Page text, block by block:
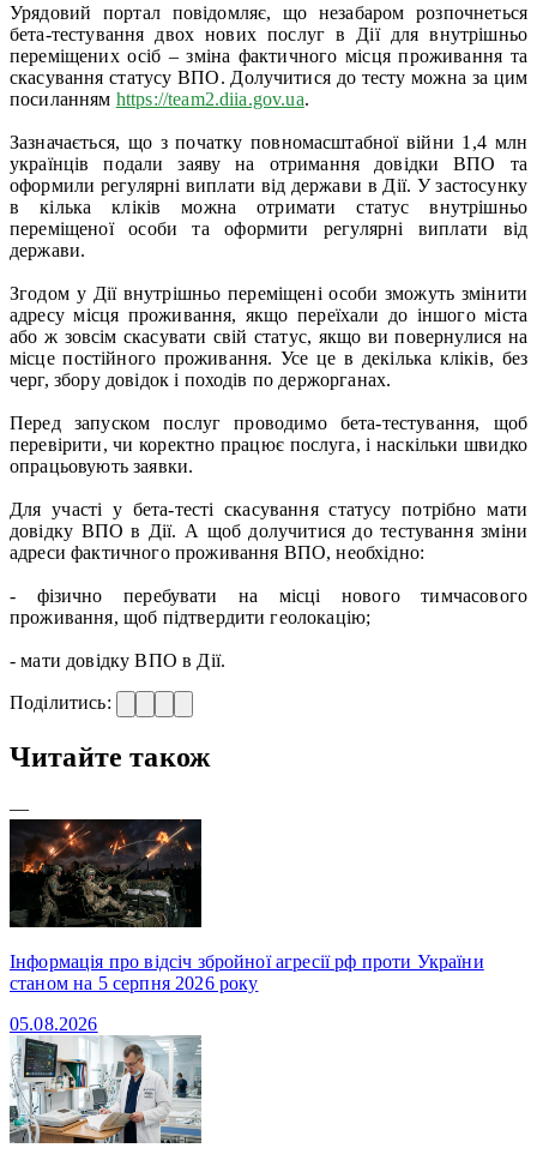
Урядовий портал повідомляє, що незабаром розпочнеться
бета-тестування двох нових послуг в Дії для внутрішньо
переміщених осіб – зміна фактичного місця проживання та
скасування статусу ВПО. Долучитися до тесту можна за цим
посиланням https://team2.diia.gov.ua.
Зазначається, що з початку повномасштабної війни 1,4 млн
українців подали заяву на отримання довідки ВПО та
оформили регулярні виплати від держави в Дії. У застосунку
в кілька кліків можна отримати статус внутрішньо
переміщеної особи та оформити регулярні виплати від
держави.
Згодом у Дії внутрішньо переміщені особи зможуть змінити
адресу місця проживання, якщо переїхали до іншого міста
або ж зовсім скасувати свій статус, якщо ви повернулися на
місце постійного проживання. Усе це в декілька кліків, без
черг, збору довідок і походів по держорганах.
Перед запуском послуг проводимо бета-тестування, щоб
перевірити, чи коректно працює послуга, і наскільки швидко
опрацьовують заявки.
Для участі у бета-тесті скасування статусу потрібно мати
довідку ВПО в Дії. А щоб долучитися до тестування зміни
адреси фактичного проживання ВПО, необхідно:
- фізично перебувати на місці нового тимчасового
проживання, щоб підтвердити геолокацію;
- мати довідку ВПО в Дії.
Поділитись:
Читайте також
—
Інформація про відсіч збройної агресії рф проти України
станом на 5 серпня 2026 року
05.08.2026